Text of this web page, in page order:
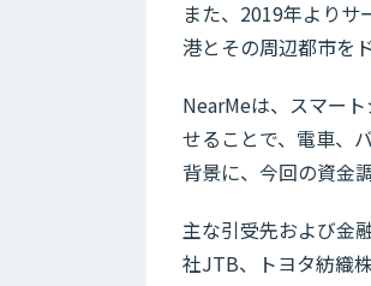
また、2019年より
港とその周辺都市を
NearMeは、スマー
せることで、電車、
背景に、今回の資金
主な引受先および金
社JTB、トヨタ紡織